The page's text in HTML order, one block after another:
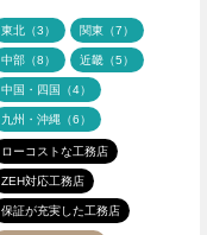
東北（3） 関東（7）
中部（8） 近畿（5）
中国・四国（4）
九州・沖縄（6）
ローコストな工務店
ZEH対応工務店
保証が充実した工務店